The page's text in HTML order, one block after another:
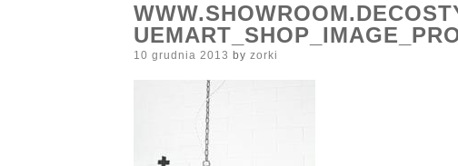
Posted
10 grudnia 2013 by zorki